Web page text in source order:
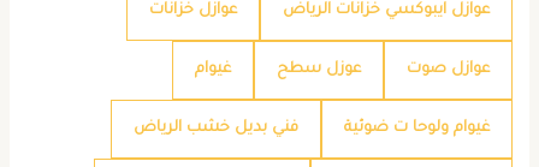
عوازل ايبوكسي خزانات الرياض عوازل خزانات
عوازل صوت عوزل سطح غيوام
غيوام ولوحا ت ضوئية فني بديل خشب الرياض